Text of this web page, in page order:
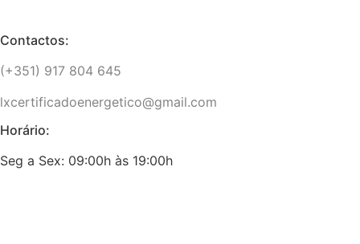
Contactos:
(+351) 917 804 645
lxcertificadoenergetico@gmail.com
Horário:
Seg a Sex: 09:00h às 19:00h